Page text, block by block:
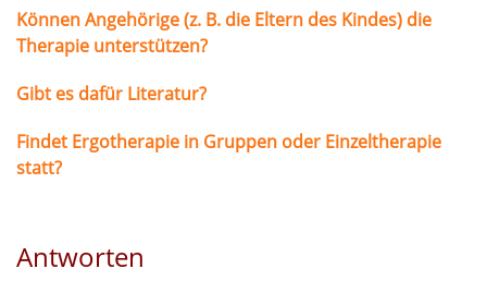
Können Angehörige (z. B. die Eltern des Kindes) die
Therapie unterstützen?
Gibt es dafür Literatur?
Findet Ergotherapie in Gruppen oder Einzeltherapie
statt?
Antworten